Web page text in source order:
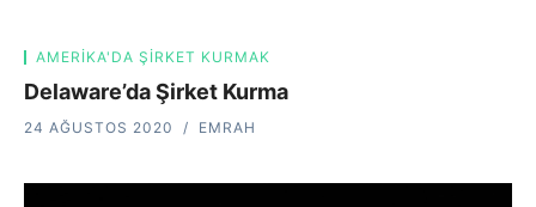
AMERIKA'DA ŞIRKET KURMAK
Delaware’da Şirket Kurma
24 AĞUSTOS 2020 EMRAH